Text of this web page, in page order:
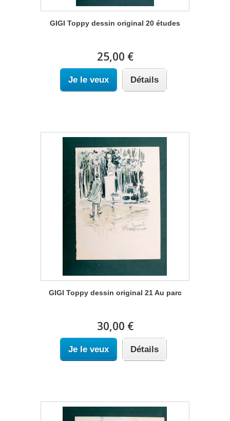
GIGI Toppy dessin original 20 études
25,00 €
Je le veux Détails
GIGI Toppy dessin original 21 Au parc
30,00 €
Je le veux Détails